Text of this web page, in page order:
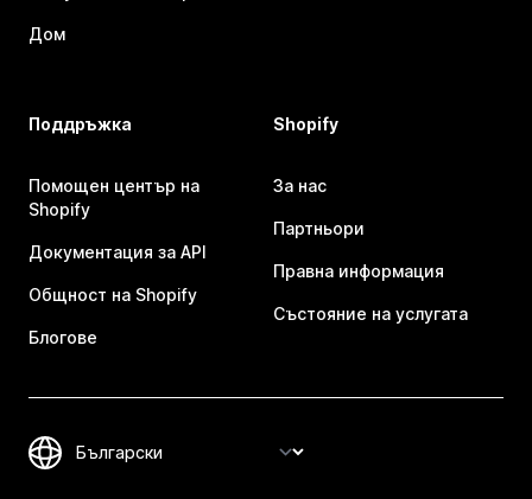
Дом
Поддръжка
Помощен център на
Shopify
Документация за API
Общност на Shopify
Блогове
Shopify
За нас
Партньори
Правна информация
Състояние на услугата